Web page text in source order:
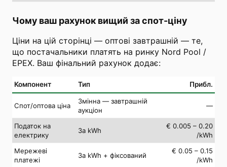
Чому ваш рахунок вищий за спот-ціну
Ціни на цій сторінці — оптові завтрашній — те,
що постачальники платять на ринку Nord Pool /
EPEX. Ваш фінальний рахунок додає:
Компонент Тип Прибл.
Спот/оптова ціна
Змінна — завтрашній
аукціон
—
Податок на
електрику
За kWh
€ 0.005 – 0.20
/kWh
Мережеві
платежі
За kWh + фіксований
€ 0.05 – 0.15
/kWh